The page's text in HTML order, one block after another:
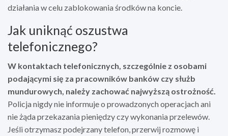
działania w celu zablokowania środków na koncie.
Jak uniknąć oszustwa
telefonicznego?
W kontaktach telefonicznych, szczególnie z osobami
podającymi się za pracowników banków czy służb
mundurowych, należy zachować najwyższą ostrożność.
Policja nigdy nie informuje o prowadzonych operacjach ani
nie żąda przekazania pieniędzy czy wykonania przelewów.
Jeśli otrzymasz podejrzany telefon, przerwij rozmowę i